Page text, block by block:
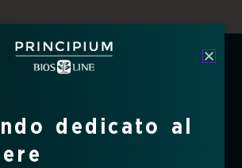
fanno sul
gli effetti
dedicato al